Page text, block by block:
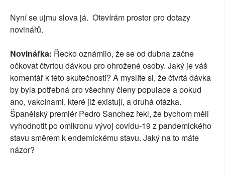
Nyní se ujmu slova já. Otevírám prostor pro dotazy
novinářů.
Novinářka: Řecko oznámilo, že se od dubna začne
očkovat čtvrtou dávkou pro ohrožené osoby. Jaký je váš
komentář k této skutečnosti? A myslíte si, že čtvrtá dávka
by byla potřebná pro všechny členy populace a pokud
ano, vakcínami, které již existují, a druhá otázka.
Španělský premiér Pedro Sanchez řekl, že bychom měli
vyhodnotit po omikronu vývoj covidu-19 z pandemického
stavu směrem k endemickému stavu. Jaký na to máte
názor?